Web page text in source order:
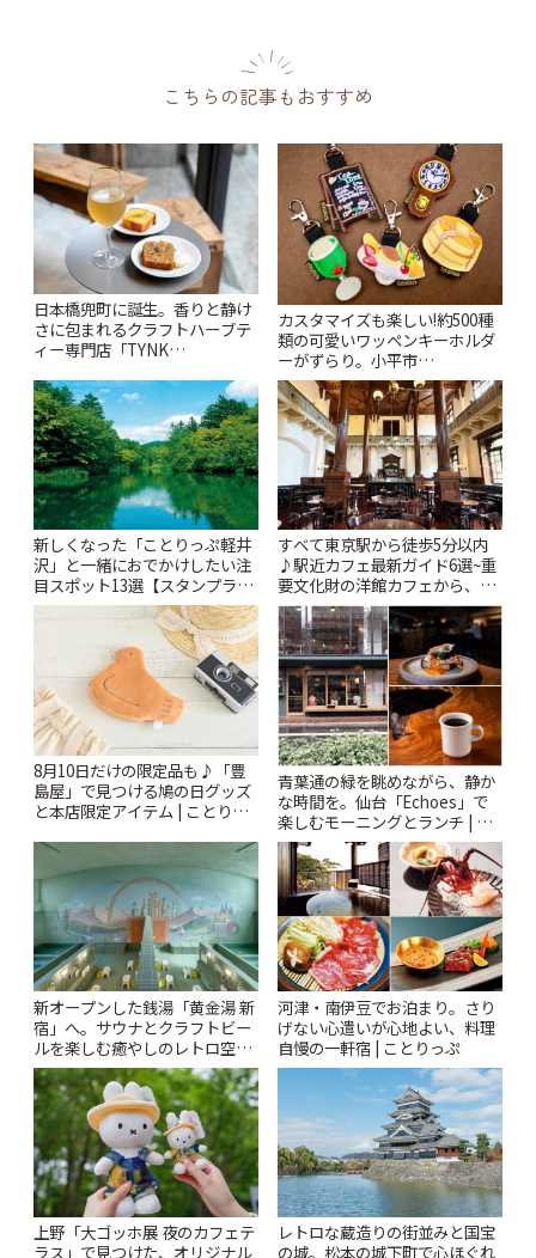
こちらの記事もおすすめ
日本橋兜町に誕生。香りと静け
さに包まれるクラフトハーブテ
ィー専門店「TYNK
カスタマイズも楽しい!約500種
類の可愛いワッペンキーホルダ
ーがずらり。小平市
「Kimamaya T&K」 | ことりっ
ぷ
新しくなった「ことりっぷ軽井
沢」と一緒におでかけしたい注
目スポット13選【スタンプラリ
ー開催中】 | ことりっぷ
すべて東京駅から徒歩5分以内
♪駅近カフェ最新ガイド6選~重
要文化財の洋館カフェから、改
札すぐのレトロ喫茶まで~ | こと
りっぷ
8月10日だけの限定品も♪「豊
島屋」で見つける鳩の日グッズ
と本店限定アイテム | ことりっ
青葉通の緑を眺めながら、静か
な時間を。仙台「Echoes」で
楽しむモーニングとランチ | こ
とりっぷ
新オープンした銭湯「黄金湯 新
宿」へ。サウナとクラフトビー
ルを楽しむ癒やしのレトロ空間
| ことりっぷ
河津・南伊豆でお泊まり。さり
げない心遣いが心地よい、料理
自慢の一軒宿 | ことりっぷ
上野「大ゴッホ展 夜のカフェテ
ラス」で見つけた、オリジナル
レトロな蔵造りの街並みと国宝
の城。松本の城下町で心ほぐれ